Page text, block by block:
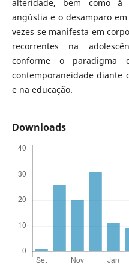
alteridade, bem como à
angústia e o desamparo
vezes se manifesta em
recorrentes na
conforme o paradigma
contemporaneidade diante
e na educação.
Downloads